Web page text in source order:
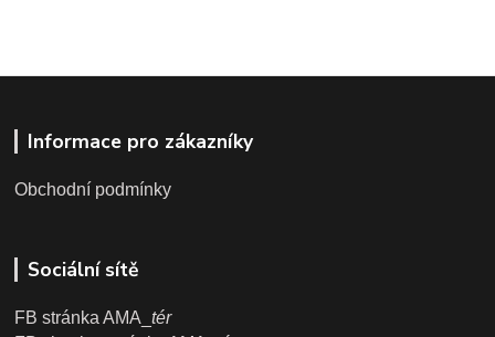
Informace pro zákazníky
Obchodní podmínky
Sociální sítě
FB stránka AMA_tér